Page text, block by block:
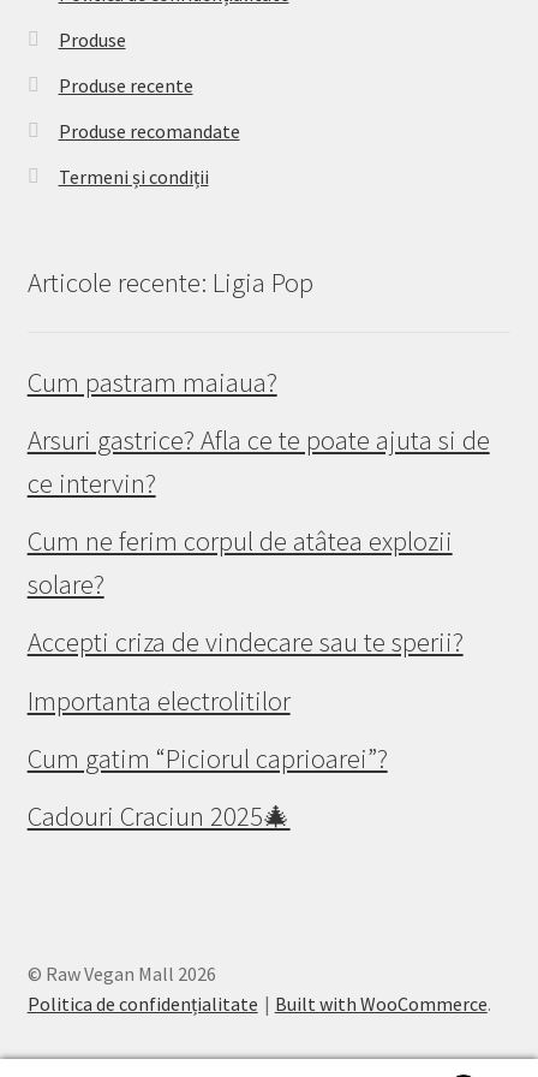
Produse
Produse recente
Produse recomandate
Termeni și condiții
Articole recente: Ligia Pop
Cum pastram maiaua?
Arsuri gastrice? Afla ce te poate ajuta si de
ce intervin?
Cum ne ferim corpul de atâtea explozii
solare?
Accepti criza de vindecare sau te sperii?
Importanta electrolitilor
Cum gatim “Piciorul caprioarei”?
Cadouri Craciun 2025🎄
© Raw Vegan Mall 2026
Politica de confidențialitate
Built with WooCommerce.